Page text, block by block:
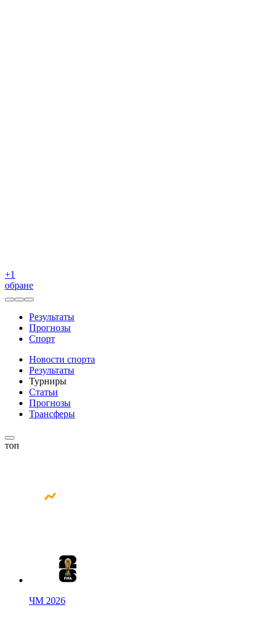
+1
обране
Результаты
Прогнозы
Спорт
Новости спорта
Результаты
Турниры
Статьи
Прогнозы
Трансферы
топ
ЧМ 2026